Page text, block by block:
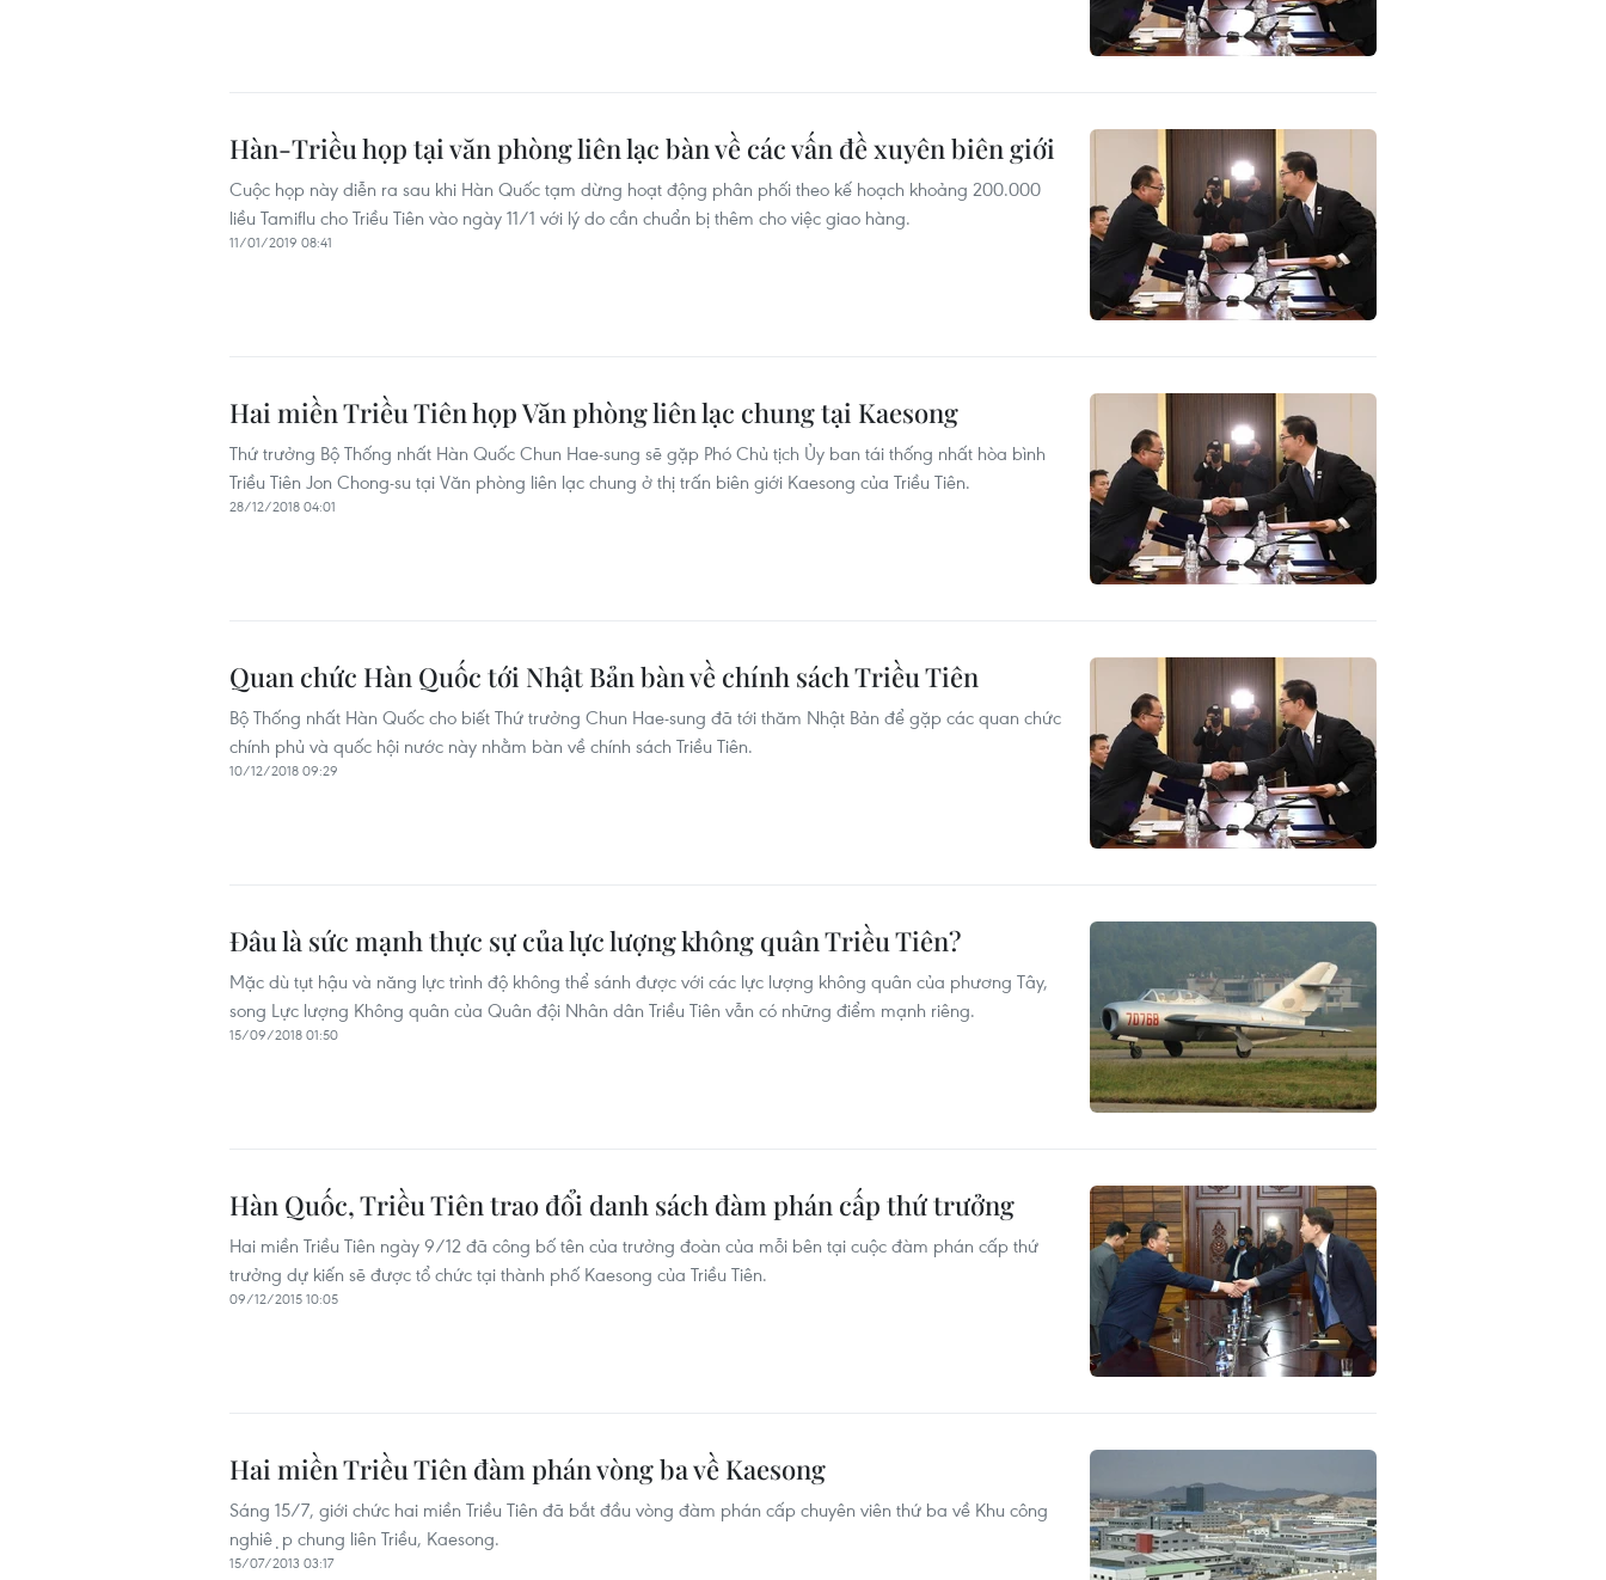
Hàn-Triều họp tại văn phòng liên lạc bàn về các vấn đề xuyên biên giới
Cuộc họp này diễn ra sau khi Hàn Quốc tạm dừng hoạt động phân phối theo kế hoạch khoảng 200.000
liều Tamiflu cho Triều Tiên vào ngày 11/1 với lý do cần chuẩn bị thêm cho việc giao hàng.
11/01/2019 08:41
Hai miền Triều Tiên họp Văn phòng liên lạc chung tại Kaesong
Thứ trưởng Bộ Thống nhất Hàn Quốc Chun Hae-sung sẽ gặp Phó Chủ tịch Ủy ban tái thống nhất hòa bình
Triều Tiên Jon Chong-su tại Văn phòng liên lạc chung ở thị trấn biên giới Kaesong của Triều Tiên.
28/12/2018 04:01
Quan chức Hàn Quốc tới Nhật Bản bàn về chính sách Triều Tiên
Bộ Thống nhất Hàn Quốc cho biết Thứ trưởng Chun Hae-sung đã tới thăm Nhật Bản để gặp các quan chức
chính phủ và quốc hội nước này nhằm bàn về chính sách Triều Tiên.
10/12/2018 09:29
Đâu là sức mạnh thực sự của lực lượng không quân Triều Tiên?
Mặc dù tụt hậu và năng lực trình độ không thể sánh được với các lực lượng không quân của phương Tây,
song Lực lượng Không quân của Quân đội Nhân dân Triều Tiên vẫn có những điểm mạnh riêng.
15/09/2018 01:50
Hàn Quốc, Triều Tiên trao đổi danh sách đàm phán cấp thứ trưởng
Hai miền Triều Tiên ngày 9/12 đã công bố tên của trưởng đoàn của mỗi bên tại cuộc đàm phán cấp thứ
trưởng dự kiến sẽ được tổ chức tại thành phố Kaesong của Triều Tiên.
09/12/2015 10:05
Hai miền Triều Tiên đàm phán vòng ba về Kaesong
Sáng 15/7, giới chức hai miền Triều Tiên đã bắt đầu vòng đàm phán cấp chuyên viên thứ ba về Khu công
nghiệp chung liên Triều, Kaesong.
15/07/2013 03:17